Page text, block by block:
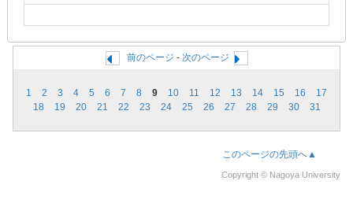
前のページ - 次のページ
1 2 3 4 5 6 7 8 9 10 11 12 13 14 15 16
17
18
19 20 21 22 23 24 25 26 27 28 29 30 31
このページの先頭へ▲
Copyright © Nagoya University